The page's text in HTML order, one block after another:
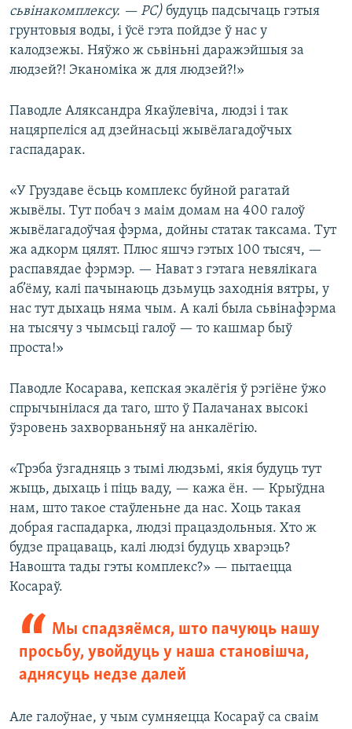
сьвінакомплексу. — РС) будуць падсычаць гэтыя
грунтовыя воды, і ўсё гэта пойдзе ў нас у
калодзежы. Няўжо ж сьвіньні даражэйшыя за
людзей?! Эканоміка ж для людзей?!»
Паводле Аляксандра Якаўлевіча, людзі і так
нацярпеліся ад дзейнасьці жывёлагадоўчых
гаспадарак.
«У Груздаве ёсьць комплекс буйной рагатай
жывёлы. Тут побач з маім домам на 400 галоў
жывёлагадоўчая фэрма, дойны статак таксама. Тут
жа адкорм цялят. Плюс яшчэ гэтых 100 тысяч, —
распавядае фэрмэр. — Нават з гэтага невялікага
аб’ёму, калі пачынаюць дзьмуць заходнія вятры, у
нас тут дыхаць няма чым. А калі была сьвінафэрма
на тысячу з чымсьці галоў — то кашмар быў
проста!»
Паводле Косарава, кепская экалёгія ў рэгіёне ўжо
спрычынілася да таго, што ў Палачанах высокі
ўзровень захворваньняў на анкалёгію.
«Трэба ўзгадняць з тымі людзьмі, якія будуць тут
жыць, дыхаць і піць ваду, — кажа ён. — Крыўдна
нам, што такое стаўленьне да нас. Хоць такая
добрая гаспадарка, людзі працаздольныя. Хто ж
будзе працаваць, калі людзі будуць хварэць?
Навошта тады гэты комплекс?» — пытаецца
Косараў.
Мы спадзяёмся, што пачуюць нашу
просьбу, увойдуць у наша становішча,
аднясуць недзе далей
Але галоўнае, у чым сумняецца Косараў са сваім